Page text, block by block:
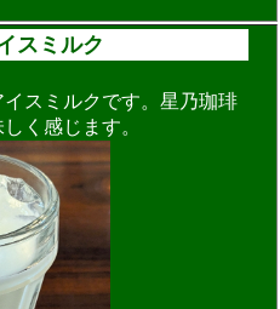
スミルク
スミルクです。星乃珈琲
く感じます。